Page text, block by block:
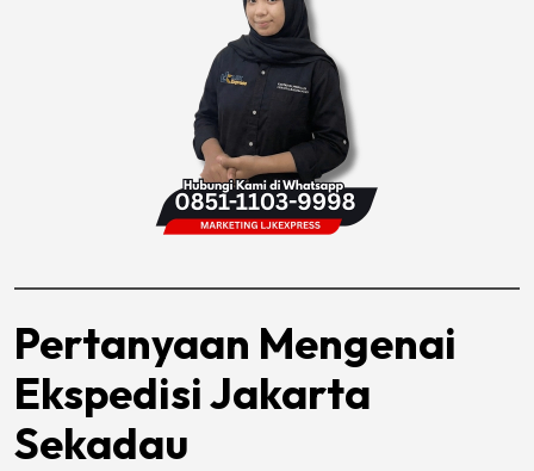
Pertanyaan Mengenai
Ekspedisi Jakarta
Sekadau